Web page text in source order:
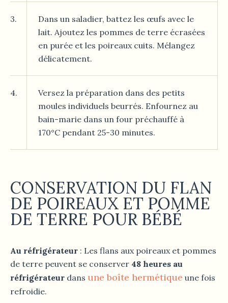
3.
Dans un saladier, battez les œufs avec le
lait. Ajoutez les pommes de terre écrasées
en purée et les poireaux cuits. Mélangez
délicatement.
4.
Versez la préparation dans des petits
moules individuels beurrés. Enfournez au
bain-marie dans un four préchauffé à
170°C pendant 25-30 minutes.
CONSERVATION DU FLAN
DE POIREAUX ET POMME
DE TERRE POUR BÉBÉ
Au réfrigérateur : Les flans aux poireaux et pommes
de terre peuvent se conserver 48 heures au
réfrigérateur dans une boîte hermétique une fois
refroidie.